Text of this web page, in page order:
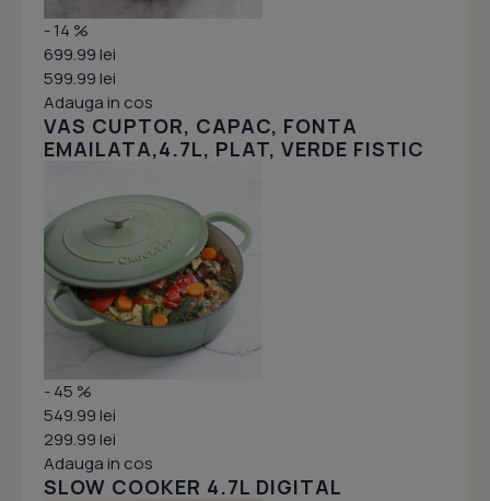
- 14 %
699.99 lei
599.99 lei
Adauga in cos
VAS CUPTOR, CAPAC, FONTA
EMAILATA,4.7L, PLAT, VERDE FISTIC
- 45 %
549.99 lei
299.99 lei
Adauga in cos
SLOW COOKER 4.7L DIGITAL